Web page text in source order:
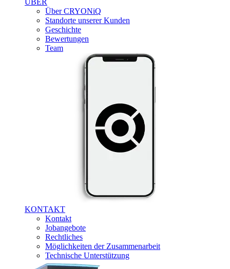
ÜBER
Über CRYONiQ
Standorte unserer Kunden
Geschichte
Bewertungen
Team
KONTAKT
Kontakt
Jobangebote
Rechtliches
Möglichkeiten der Zusammenarbeit
Technische Unterstützung